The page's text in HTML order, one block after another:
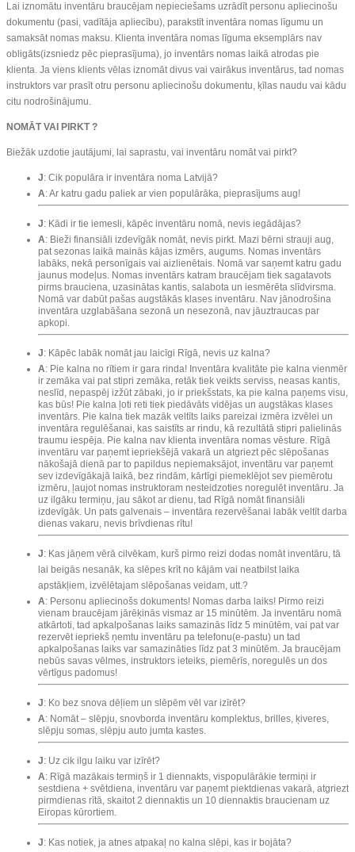
Lai iznomātu inventāru braucējam nepieciešams uzrādīt personu apliecinošu
dokumentu (pasi, vadītāja apliecību), parakstīt inventāra nomas līgumu un
samaksāt nomas maksu. Klienta inventāra nomas līguma eksemplārs nav
obligāts(izsniedz pēc pieprasījuma), jo inventārs nomas laikā atrodas pie
klienta. Ja viens klients vēlas iznomāt divus vai vairākus inventārus, tad nomas
instruktors var prasīt otru personu apliecinošu dokumentu, ķīlas naudu vai kādu
citu nodrošinājumu.
NOMĀT VAI PIRKT ?
Biežāk uzdotie jautājumi, lai saprastu, vai inventāru nomāt vai pirkt?
J: Cik populāra ir inventāra noma Latvijā?
A: Ar katru gadu paliek ar vien populārāka, pieprasījums aug!
J: Kādi ir tie iemesli, kāpēc inventāru nomā, nevis iegādājas?
A: Bieži finansiāli izdevīgāk nomāt, nevis pirkt. Mazi bērni strauji aug,
pat sezonas laikā mainās kājas izmērs, augums. Nomas inventārs
labāks, nekā personīgais vai aizlienētais. Nomā var saņemt katru gadu
jaunus modeļus. Nomas inventārs katram braucējam tiek sagatavots
pirms brauciena, uzasinātas kantis, salabota un iesmērēta slīdvirsma.
Nomā var dabūt pašas augstākās klases inventāru. Nav jānodrošina
inventāra uzglabāšana sezonā un nesezonā, nav jāuztraucas par
apkopi.
J: Kāpēc labāk nomāt jau laicīgi Rīgā, nevis uz kalna?
A: Pie kalna no rītiem ir gara rinda! Inventāra kvalitāte pie kalna vienmēr
ir zemāka vai pat stipri zemāka, retāk tiek veikts serviss, neasas kantis,
neslīd, nepaspēj izžūt zābaki, jo ir priekšstats, ka pie kalna paņems visu,
kas būs! Pie kalna ļoti reti tiek piedāvāts vidējas un augstākas klases
inventārs. Pie kalna tiek mazāk veltīts laiks pareizai izmēra izvēlei un
inventāra regulēšanai, kas saistīts ar rindu, kā rezultātā stipri palielinās
traumu iespēja. Pie kalna nav klienta inventāra nomas vēsture. Rīgā
inventāru var paņemt iepriekšējā vakarā un atgriezt pēc slēpošanas
nākošajā dienā par to papildus nepiemaksājot, inventāru var paņemt
sev izdevīgākajā laikā, bez rindām, kārtīgi piemeklējot sev piemērotu
izmēru, ļaujot nomas instruktoram nesteidzoties noregulēt inventāru. Ja
uz ilgāku termiņu, jau sākot ar dienu, tad Rīgā nomāt finansiāli
izdevīgāk. Un pats galvenais – inventāra rezervēšanai labāk veltīt darba
dienas vakaru, nevis brīvdienas rītu!
J: Kas jāņem vērā cilvēkam, kurš pirmo reizi dodas nomāt inventāru, tā
lai beigās nesanāk, ka slēpes krīt no kājām vai neatbilst laika
apstākļiem, izvēlētajam slēpošanas veidam, utt.?
A: Personu apliecinošs dokuments! Nomas darba laiks! Pirmo reizi
vienam braucējam jārēķinās vismaz ar 15 minūtēm. Ja inventāru nomā
atkārtoti, tad apkalpošanas laiks samazinās līdz 5 minūtēm, vai pat var
rezervēt iepriekš ņemtu inventāru pa telefonu(e-pastu) un tad
apkalpošanas laiks var samazināties līdz pat 3 minūtēm. Ja braucējam
nebūs savas vēlmes, instruktors ieteiks, piemērīs, noregulēs un dos
vērtīgus padomus!
J: Ko bez snova dēļiem un slēpēm vēl var izīrēt?
A: Nomāt – slēpju, snovborda inventāru komplektus, brilles, ķiveres,
slēpju somas, slēpju auto jumta kastes.
J: Uz cik ilgu laiku var izīrēt?
A: Rīgā mazākais termiņš ir 1 diennakts, vispopulārākie termiņi ir
sestdiena + svētdiena, inventāru var paņemt piektdienas vakarā, atgriezt
pirmdienas rītā, skaitot 2 diennaktis un 10 diennaktis braucienam uz
Eiropas kūrortiem.
J: Kas notiek, ja atnes atpakaļ no kalna slēpi, kas ir bojāta?